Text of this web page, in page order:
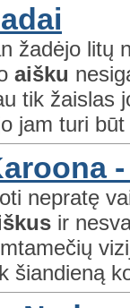
žadėjo litų
aišku
tik žaislas
jam turi
nepratę
ir
šiandieną